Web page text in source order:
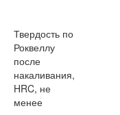
Твердость по
Роквеллу
после
накаливания,
HRC, не
менее